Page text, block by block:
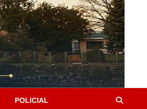
POLICIAL